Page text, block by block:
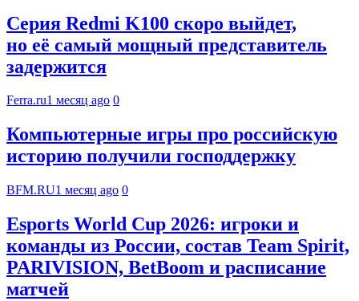
Серия Redmi K100 скоро выйдет,
но её самый мощный представитель
задержится
Ferra.ru1 месяц ago 0
Компьютерные игры про российскую
историю получили господдержку
BFM.RU1 месяц ago 0
Esports World Cup 2026: игроки и
команды из России, состав Team Spirit,
PARIVISION, BetBoom и расписание
матчей